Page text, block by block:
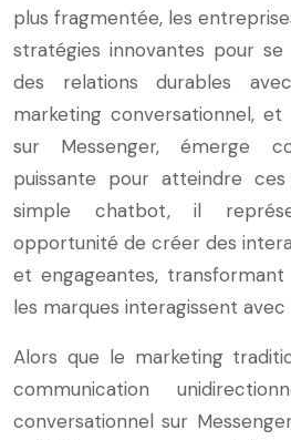
plus fragmentée, les
stratégies innovantes pour
des relations durables
marketing conversationnel,
sur Messenger, émerge
puissante pour atteindre ces
simple chatbot, il
opportunité de créer des
et engageantes,
les marques interagissent
Alors que le marketing
communication
conversationnel sur